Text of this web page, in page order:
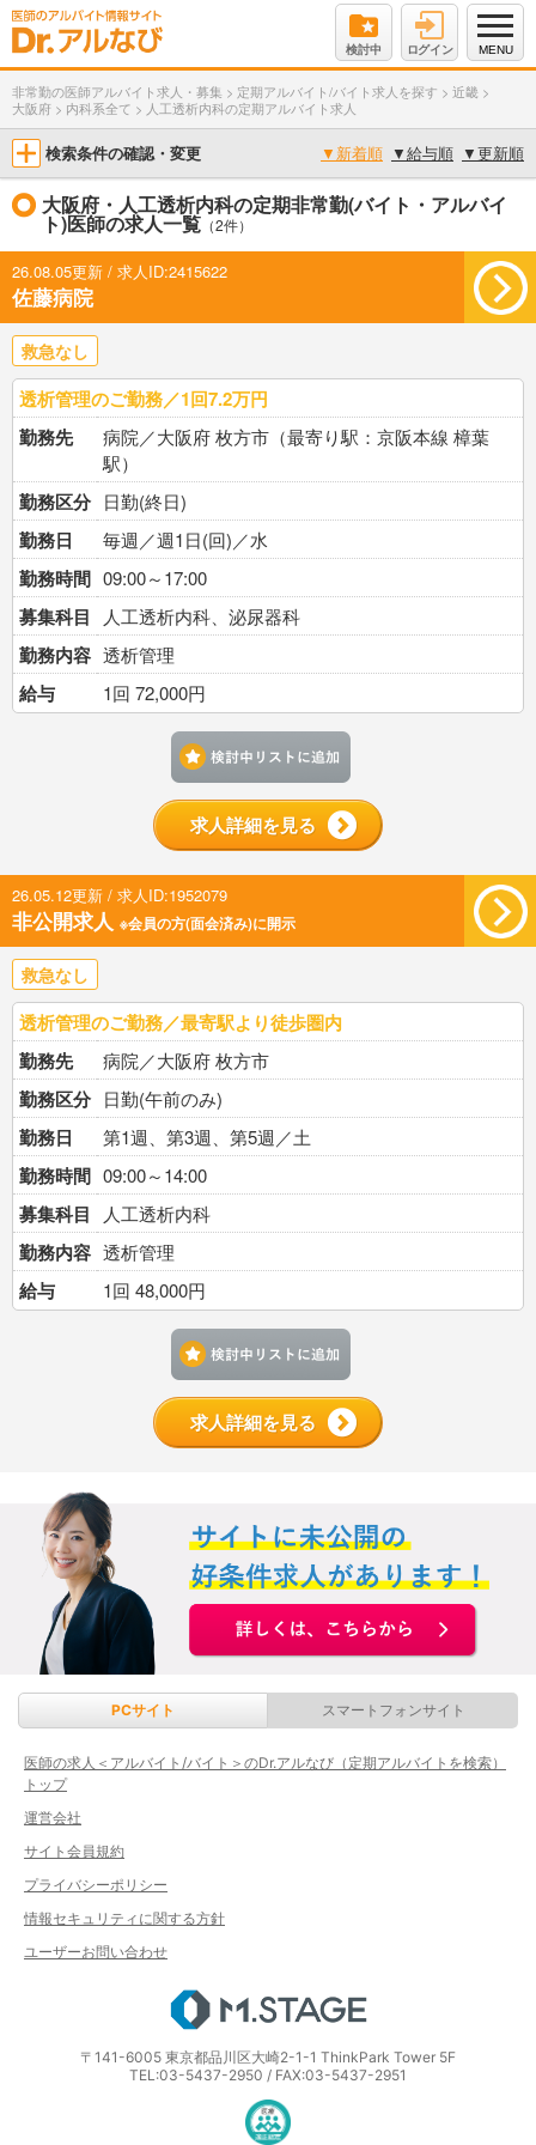
検討中 ログイン MENU
非常勤の医師アルバイト求人・募集 > 定期アルバイト/バイト求人を探す > 近畿 >
大阪府 > 内科系全て > 人工透析内科の定期アルバイト求人
検索条件の確認・変更 ▼ 新着順 ▼給与順 ▼更新順
大阪府・人工透析内科の定期非常勤(バイト・アルバイ
ト)医師の求人一覧 （2件）
26.08.05更新 / 求人ID:2415622
佐藤病院
救急なし
透析管理のご勤務／1回7.2万円
勤務先
病院／大阪府 枚方市（最寄り駅：京阪本線 樟葉
駅）
勤務区分 日勤(終日)
勤務日 毎週／週1日(回)／水
勤務時間 09:00～17:00
募集科目 人工透析内科、泌尿器科
勤務内容 透析管理
給与 1回 72,000円
求人詳細を見る
26.05.12更新 / 求人ID:1952079
非公開求人 ※会員の方(面会済み)に開示
救急なし
透析管理のご勤務／最寄駅より徒歩圏内
勤務先
病院／大阪府 枚方市
勤務区分 日勤(午前のみ)
勤務日 第1週、第3週、第5週／土
勤務時間 09:00～14:00
募集科目 人工透析内科
勤務内容 透析管理
給与 1回 48,000円
求人詳細を見る
PCサイト スマートフォンサイト
医師の求人＜アルバイト/バイト＞のDr.アルなび（定期アルバイトを検索）
トップ
運営会社
サイト会員規約
プライバシーポリシー
情報セキュリティに関する方針
ユーザーお問い合わせ
〒141-6005 東京都品川区大崎2-1-1 ThinkPark Tower 5F
TEL:03-5437-2950 / FAX:03-5437-2951